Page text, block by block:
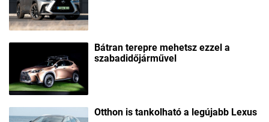
Bátran terepre mehetsz ezzel a
szabadidőjárművel
Otthon is tankolható a legújabb Lexus